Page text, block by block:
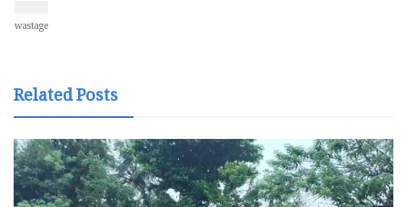
wastage
Related Posts